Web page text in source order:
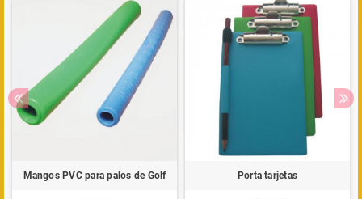
Mangos PVC para palos de Golf Porta tarjetas